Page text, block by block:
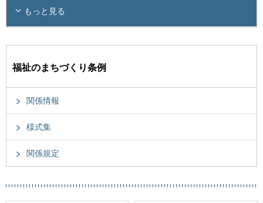
もっと見る
福祉のまちづくり条例
関係情報
様式集
関係規定